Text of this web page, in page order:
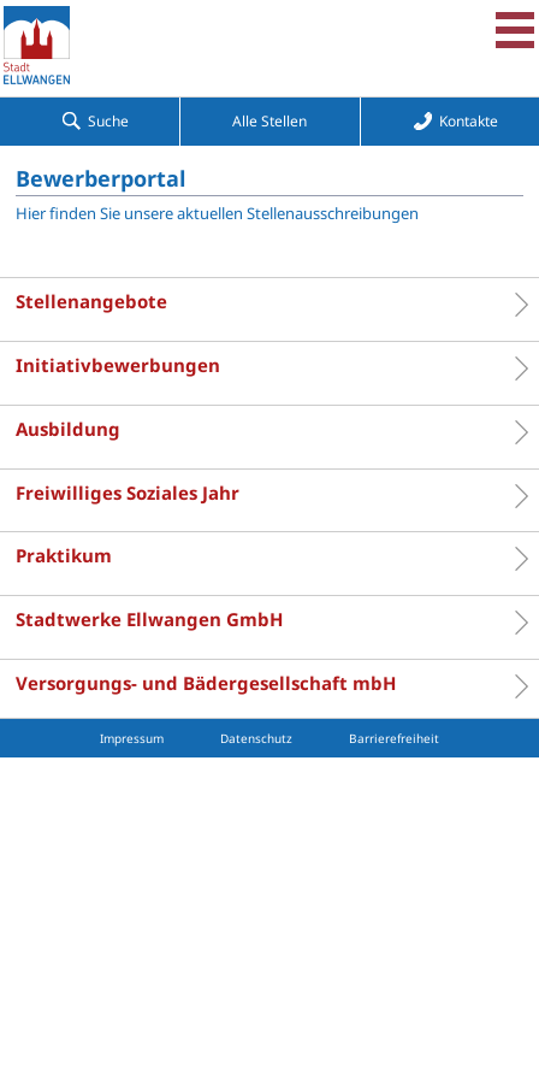
Suche Alle Stellen Kontakte
Bewerberportal
Hier finden Sie unsere aktuellen Stellenausschreibungen
Stellenangebote
Initiativbewerbungen
Ausbildung
Freiwilliges Soziales Jahr
Praktikum
Stadtwerke Ellwangen GmbH
Versorgungs- und Bädergesellschaft mbH
Impressum Datenschutz Barrierefreiheit